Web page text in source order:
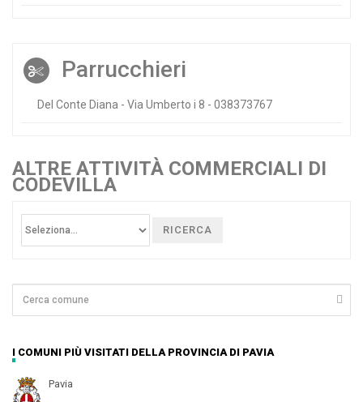
Parrucchieri
Del Conte Diana - Via Umberto i 8 - 038373767
ALTRE ATTIVITÀ COMMERCIALI DI
CODEVILLA
RICERCA
I COMUNI PIÙ VISITATI DELLA PROVINCIA DI PAVIA
Pavia